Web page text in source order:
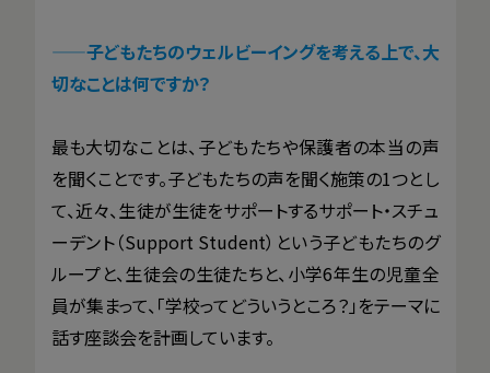
——子どもたちのウェルビーイングを考える上で、大
切なことは何ですか？
最も大切なことは、子どもたちや保護者の本当の声
を聞くことです。子どもたちの声を聞く施策の1つとし
て、近々、生徒が生徒をサポートするサポート・スチュ
ーデント（Support Student）という子どもたちのグ
ループと、生徒会の生徒たちと、小学6年生の児童全
員が集まって、「学校ってどういうところ？」をテーマに
話す座談会を計画しています。